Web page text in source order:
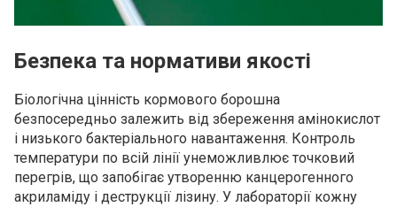
Безпека та нормативи якості
Біологічна цінність кормового борошна
безпосередньо залежить від збереження амінокислот
і низького бактеріального навантаження. Контроль
температури по всій лінії унеможливлює точковий
перегрів, що запобігає утворенню канцерогенного
акриламіду і деструкції лізину. У лабораторії кожну